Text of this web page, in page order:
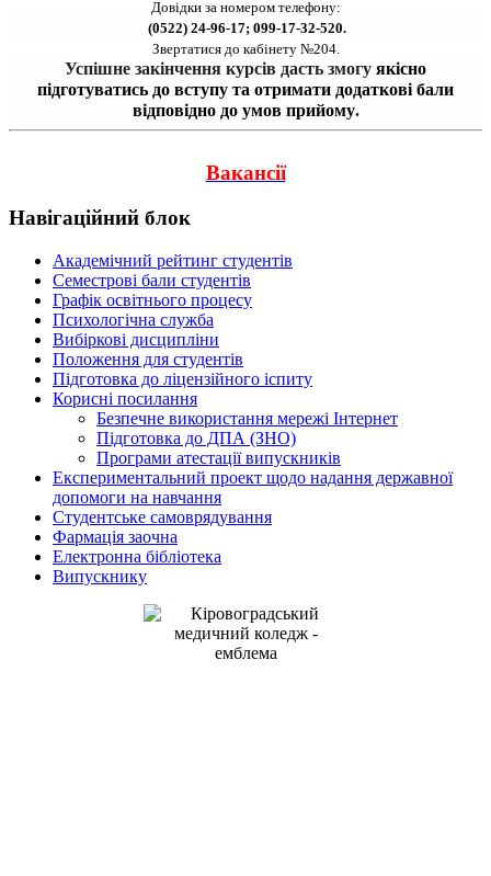
Довідки за номером телефону:
(0522) 24-96-17; 099-17-32-520.
Звертатися до кабінету №204.
Успішне закінчення курсів дасть змогу якісно
підготуватись до вступу та отримати додаткові бали
відповідно до умов прийому.
Вакансії
Навігаційний блок
Академічний рейтинг студентів
Семестрові бали студентів
Графік освітнього процесу
Психологічна служба
Вибіркові дисципліни
Положення для студентів
Підготовка до ліцензійного іспиту
Корисні посилання
Безпечне використання мережі Інтернет
Підготовка до ДПА (ЗНО)
Програми атестації випускників
Експериментальний проект щодо надання державної
допомоги на навчання
Студентське самоврядування
Фармація заочна
Електронна бібліотека
Випускнику